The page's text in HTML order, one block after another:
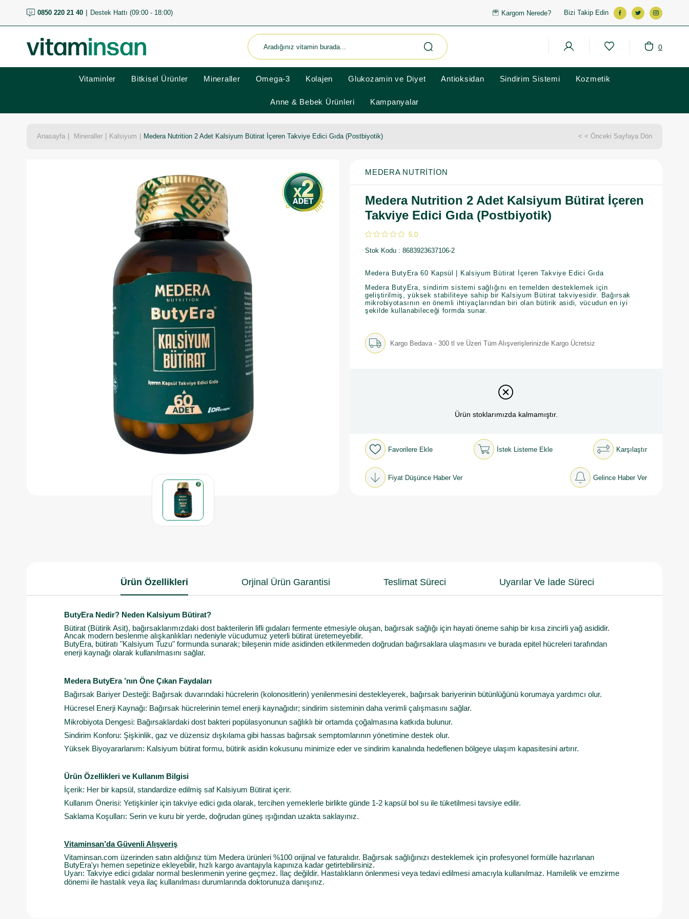
0850 220 21 40 Destek Hattı (09:00 - 18:00) Kargom Nerede? Bizi Takip Edin
0
Vitaminler Bitkisel Ürünler Mineraller Omega-3 Kolajen Glukozamin ve Diyet Antioksidan Sindirim Sistemi Kozmetik
Anne & Bebek Ürünleri Kampanyalar
Anasayfa Mineraller Kalsiyum Medera Nutrition 2 Adet Kalsiyum Bütirat İçeren Takviye Edici Gıda (Postbiyotik) < < Önceki Sayfaya Dön
MEDERA NUTRITION
Medera Nutrition 2 Adet Kalsiyum Bütirat İçeren
Takviye Edici Gıda (Postbiyotik)
5.0
Stok Kodu 8683923637106-2
Medera ButyEra 60 Kapsül | Kalsiyum Bütirat İçeren Takviye Edici Gıda
Medera ButyEra, sindirim sistemi sağlığını en temelden desteklemek için
geliştirilmiş, yüksek stabiliteye sahip bir Kalsiyum Bütirat takviyesidir. Bağırsak
mikrobiyotasının en önemli ihtiyaçlarından biri olan bütirik asidi, vücudun en iyi
şekilde kullanabileceği formda sunar.
Kargo Bedava - 300 tl ve Üzeri Tüm Alışverişlerinizde Kargo Ücretsiz
Ürün stoklarımızda kalmamıştır.
Favorilere Ekle İstek Listeme Ekle Karşılaştır
Fiyat Düşünce Haber Ver Gelince Haber Ver
Ürün Özellikleri Orjinal Ürün Garantisi Teslimat Süreci Uyarılar Ve İade Süreci
ButyEra Nedir? Neden Kalsiyum Bütirat?
Bütirat (Bütirik Asit), bağırsaklarımızdaki dost bakterilerin lifli gıdaları fermente etmesiyle oluşan, bağırsak sağlığı için hayati öneme sahip bir kısa zincirli yağ asididir.
Ancak modern beslenme alışkanlıkları nedeniyle vücudumuz yeterli bütirat üretemeyebilir.
ButyEra, bütiratı "Kalsiyum Tuzu" formunda sunarak; bileşenin mide asidinden etkilenmeden doğrudan bağırsaklara ulaşmasını ve burada epitel hücreleri tarafından
enerji kaynağı olarak kullanılmasını sağlar.
Medera ButyEra ’nın Öne Çıkan Faydaları
Bağırsak Bariyer Desteği: Bağırsak duvarındaki hücrelerin (kolonositlerin) yenilenmesini destekleyerek, bağırsak bariyerinin bütünlüğünü korumaya yardımcı olur.
Hücresel Enerji Kaynağı: Bağırsak hücrelerinin temel enerji kaynağıdır; sindirim sisteminin daha verimli çalışmasını sağlar.
Mikrobiyota Dengesi: Bağırsaklardaki dost bakteri popülasyonunun sağlıklı bir ortamda çoğalmasına katkıda bulunur.
Sindirim Konforu: Şişkinlik, gaz ve düzensiz dışkılama gibi hassas bağırsak semptomlarının yönetimine destek olur.
Yüksek Biyoyararlanım: Kalsiyum bütirat formu, bütirik asidin kokusunu minimize eder ve sindirim kanalında hedeflenen bölgeye ulaşım kapasitesini artırır.
Ürün Özellikleri ve Kullanım Bilgisi
İçerik: Her bir kapsül, standardize edilmiş saf Kalsiyum Bütirat içerir.
Kullanım Önerisi: Yetişkinler için takviye edici gıda olarak, tercihen yemeklerle birlikte günde 1-2 kapsül bol su ile tüketilmesi tavsiye edilir.
Saklama Koşulları: Serin ve kuru bir yerde, doğrudan güneş ışığından uzakta saklayınız.
Vitaminsan’da Güvenli Alışveriş
Vitaminsan.com üzerinden satın aldığınız tüm Medera ürünleri %100 orijinal ve faturalıdır. Bağırsak sağlığınızı desteklemek için profesyonel formülle hazırlanan
ButyEra'yı hemen sepetinize ekleyebilir, hızlı kargo avantajıyla kapınıza kadar getirtebilirsiniz.
Uyarı: Takviye edici gıdalar normal beslenmenin yerine geçmez. İlaç değildir. Hastalıkların önlenmesi veya tedavi edilmesi amacıyla kullanılmaz. Hamilelik ve emzirme
dönemi ile hastalık veya ilaç kullanılması durumlarında doktorunuza danışınız.